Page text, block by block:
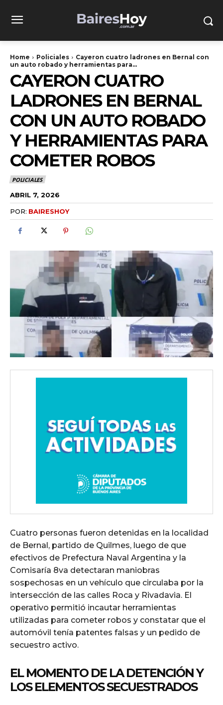
Home Policiales
Cayeron cuatro ladrones en Bernal con
un auto robado y herramientas para...
CAYERON CUATRO
LADRONES EN BERNAL
CON UN AUTO ROBADO
Y HERRAMIENTAS PARA
COMETER ROBOS
POLICIALES
ABRIL 7, 2026
POR: BAIRESHOY
Cuatro personas fueron detenidas en la localidad
de Bernal, partido de Quilmes, luego de que
efectivos de Prefectura Naval Argentina y la
Comisaría 8va detectaran maniobras
sospechosas en un vehículo que circulaba por la
intersección de las calles Roca y Rivadavia. El
operativo permitió incautar herramientas
utilizadas para cometer robos y constatar que el
automóvil tenía patentes falsas y un pedido de
secuestro activo.
EL MOMENTO DE LA DETENCIÓN Y
LOS ELEMENTOS SECUESTRADOS